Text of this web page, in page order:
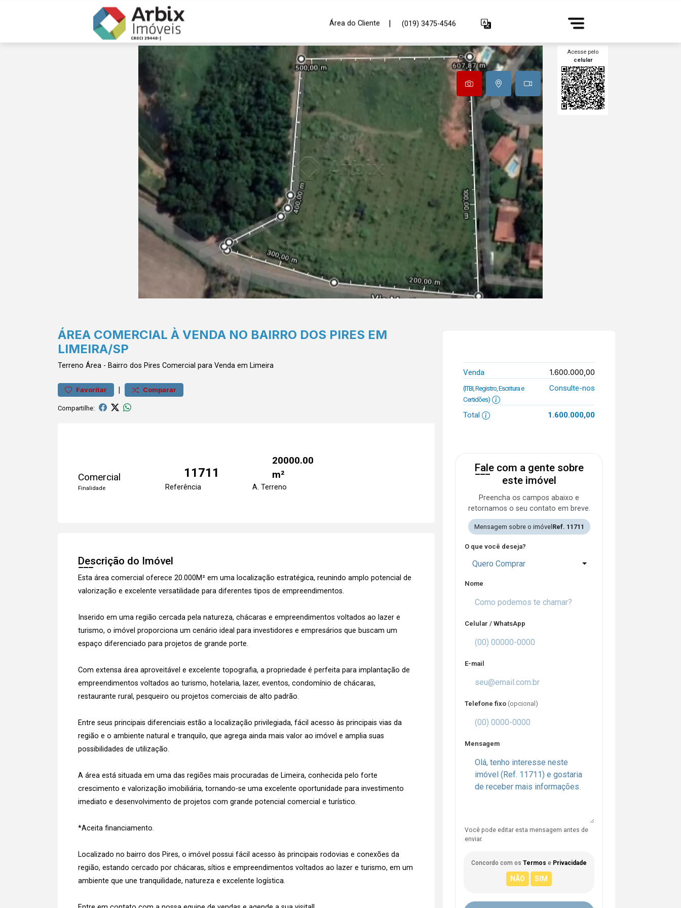
Área do Cliente | (019) 3475-4546
Acesse pelo
celular
ÁREA COMERCIAL À VENDA NO BAIRRO DOS PIRES EM
LIMEIRA/SP
Terreno Área - Bairro dos Pires Comercial para Venda em Limeira
Favoritar | Comparar
Compartilhe:
Comercial
Finalidade
11711
Referência
20000.00
m²
A. Terreno
Descrição do Imóvel
Esta área comercial oferece 20.000M² em uma localização estratégica, reunindo amplo potencial de
valorização e excelente versatilidade para diferentes tipos de empreendimentos.
Inserido em uma região cercada pela natureza, chácaras e empreendimentos voltados ao lazer e
turismo, o imóvel proporciona um cenário ideal para investidores e empresários que buscam um
espaço diferenciado para projetos de grande porte.
Com extensa área aproveitável e excelente topografia, a propriedade é perfeita para implantação de
empreendimentos voltados ao turismo, hotelaria, lazer, eventos, condomínio de chácaras,
restaurante rural, pesqueiro ou projetos comerciais de alto padrão.
Entre seus principais diferenciais estão a localização privilegiada, fácil acesso às principais vias da
região e o ambiente natural e tranquilo, que agrega ainda mais valor ao imóvel e amplia suas
possibilidades de utilização.
A área está situada em uma das regiões mais procuradas de Limeira, conhecida pelo forte
crescimento e valorização imobiliária, tornando-se uma excelente oportunidade para investimento
imediato e desenvolvimento de projetos com grande potencial comercial e turístico.
*Aceita financiamento.
Localizado no bairro dos Pires, o imóvel possui fácil acesso às principais rodovias e conexões da
região, estando cercado por chácaras, sítios e empreendimentos voltados ao lazer e turismo, em um
ambiente que une tranquilidade, natureza e excelente logística.
Venda 1.600.000,00
(ITBI, Registro, Escritura e
Certidões)
Consulte-nos
Total 1.600.000,00
Fale com a gente sobre
este imóvel
Preencha os campos abaixo e
retornamos o seu contato em breve.
Mensagem sobre o imóvel Ref. 11711
O que você deseja?
Quero Comprar
Nome
Celular / WhatsApp
E-mail
Telefone fixo (opcional)
Mensagem
Você pode editar esta mensagem antes de
enviar.
Concordo com os Termos e Privacidade